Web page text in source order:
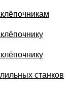
станков